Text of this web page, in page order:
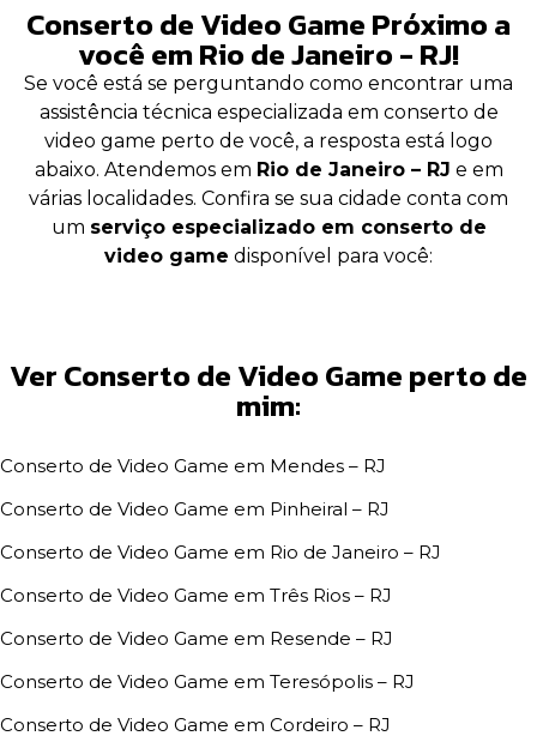
Conserto de Video Game Próximo a
você em Rio de Janeiro - RJ!
Se você está se perguntando como encontrar uma
assistência técnica especializada em conserto de
video game perto de você, a resposta está logo
abaixo. Atendemos em Rio de Janeiro – RJ e em
várias localidades. Confira se sua cidade conta com
um serviço especializado em conserto de
video game disponível para você:
Ver Conserto de Video Game perto de
mim:
Conserto de Video Game em Mendes – RJ
Conserto de Video Game em Pinheiral – RJ
Conserto de Video Game em Rio de Janeiro – RJ
Conserto de Video Game em Três Rios – RJ
Conserto de Video Game em Resende – RJ
Conserto de Video Game em Teresópolis – RJ
Conserto de Video Game em Cordeiro – RJ